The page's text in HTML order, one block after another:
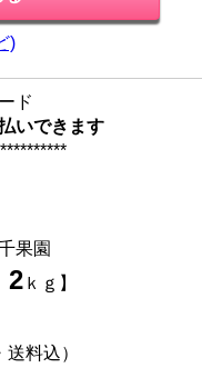
)
いできます
果園
2ｋｇ】
送料込）